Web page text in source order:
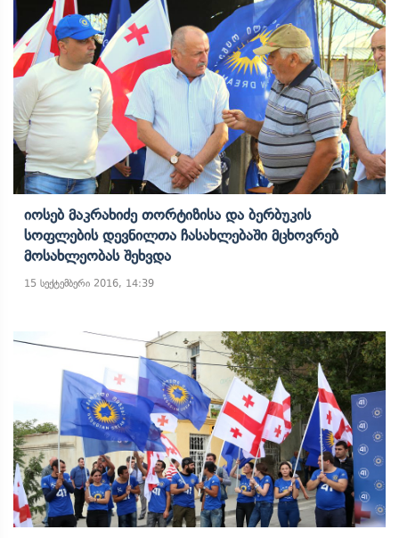
Იოსებ Მაკრახიძე Თორტიზისა Და Ბერბუკის
Სოფლების Დევნილთა Ჩასახლებაში Მცხოვრებ
Მოსახლეობას Შეხვდა
15 სექტემბერი 2016, 14:39